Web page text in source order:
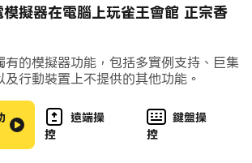
近平常的打牌方法,由於電腦不作弊,
窺視對方將可能叫胡的牌,而作出扣牌
有出牌時間限制
支持!臨場感十足
☆★☆★☆ ☆★☆★☆
擬器在電腦上玩雀王會館 正宗香
有的模擬器功能，包括多實例支持、巨集
行動裝置上不提供的其他功能。
遠端操
控
鍵盤操
控